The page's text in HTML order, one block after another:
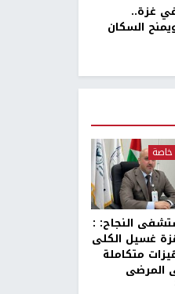
غزة..
السكان
خاصة
النجاح: :
غسيل الكلى
متكاملة
المرضى